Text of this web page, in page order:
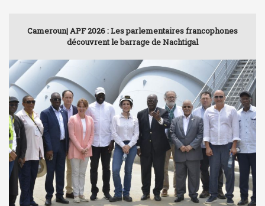
Cameroun| APF 2026 : Les parlementaires francophones
découvrent le barrage de Nachtigal